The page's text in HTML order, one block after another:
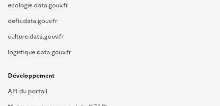
ecologie.data.gouv.fr
defis.data.gouv.fr
culture.data.gouv.fr
logistique.data.gouv.fr
Développement
API du portail